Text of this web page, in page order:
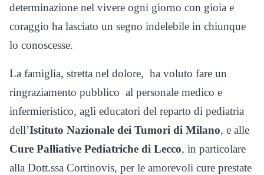
determinazione nel vivere ogni giorno con gioia e
coraggio ha lasciato un segno indelebile in chiunque
lo conoscesse.
La famiglia, stretta nel dolore, ha voluto fare un
ringraziamento pubblico al personale medico e
infermieristico, agli educatori del reparto di pediatria
dell’Istituto Nazionale dei Tumori di Milano, e alle
Cure Palliative Pediatriche di Lecco, in particolare
alla Dott.ssa Cortinovis, per le amorevoli cure prestate